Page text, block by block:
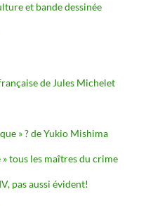
et bande dessinée
de Jules Michelet
» ? de Yukio Mishima
» tous les maîtres du crime
pas aussi évident!